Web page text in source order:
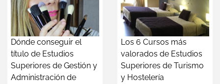
Dónde conseguir el
título de Estudios
Superiores de Gestión y
Administración de
Los 6 Cursos más
valorados de Estudios
Superiores de Turismo
y Hostelería